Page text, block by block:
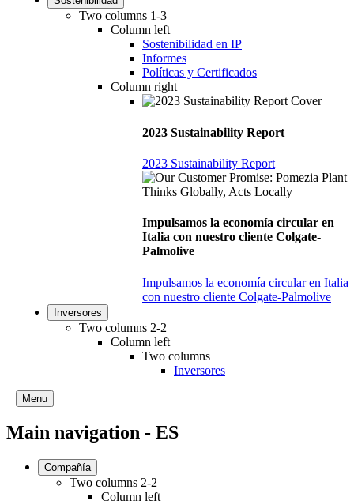
Two columns 1-3
Column left
Sostenibilidad en IP
Informes
Políticas y Certificados
Column right
2023 Sustainability Report
2023 Sustainability Report
Impulsamos la economía circular en
Italia con nuestro cliente Colgate-
Palmolive
Impulsamos la economía circular en Italia
con nuestro cliente Colgate-Palmolive
Inversores
Two columns 2-2
Column left
Two columns
Inversores
Menu
Main navigation - ES
Compañía
Two columns 2-2
Column left